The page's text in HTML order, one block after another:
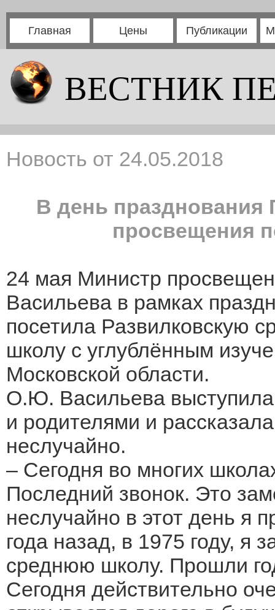
Главная Цены Публикации
ВЕСТНИК
Новость от 24.05.2018
В день празднования
просвещения
24 мая Министр
Васильева в рамках
посетила Развилковскую
школу с углублённым
Московской области.
О.Ю. Васильева
и родителями и
неслучайно.
– Сегодня во многих
Последний звонок. Это
неслучайно в этот день я
года назад, в 1975 году, я
среднюю школу. Прошли
Сегодня действительно